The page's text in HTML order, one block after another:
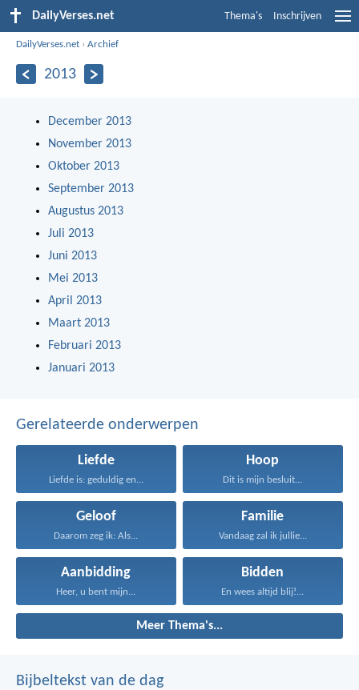
DailyVerses.net Thema's Inschrijven
DailyVerses.net ›Archief
2013
December 2013
November 2013
Oktober 2013
September 2013
Augustus 2013
Juli 2013
Juni 2013
Mei 2013
April 2013
Maart 2013
Februari 2013
Januari 2013
Gerelateerde onderwerpen
Liefde
Liefde is: geduldig en...
Hoop
Dit is mijn besluit...
Geloof
Daarom zeg ik: Als...
Familie
Vandaag zal ik jullie...
Aanbidding
Heer, u bent mijn...
Bidden
En wees altijd blij!...
Meer Thema's...
Bijbeltekst van de dag